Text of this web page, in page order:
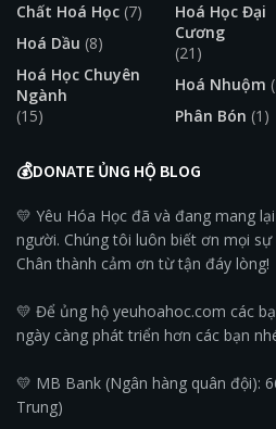
Chất Hoá Học (7)
Hoá Dầu (8)
Hoá Học Chuyên
Ngành
(15)
Hoá Học Đại
Cương
(21)
Hoá Nhuộm
Phân Bón (1)
💰DONATE ỦNG HỘ BLOG
💛 Yêu Hóa Học đã và đang mang
người. Chúng tôi luôn biết ơn mọi
Chân thành cảm ơn từ tận đáy lòng!
💛 Để ủng hộ yeuhoahoc.com các
ngày càng phát triển hơn các bạn
💛 MB Bank (Ngân hàng quân đội):
Trung)